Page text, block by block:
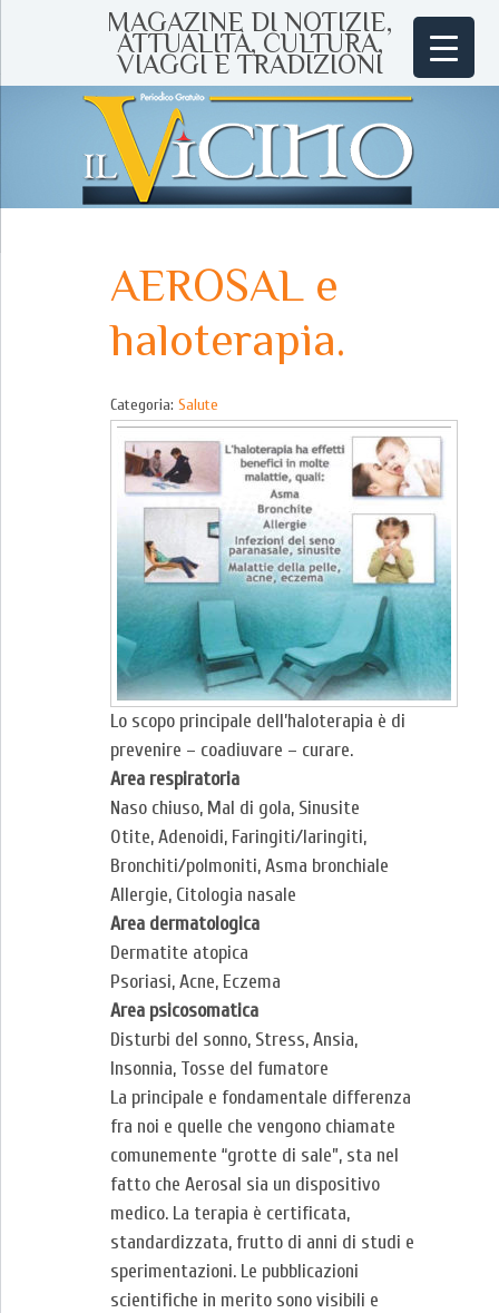
MAGAZINE DI NOTIZIE,
ATTUALITÀ, CULTURA,
VIAGGI E TRADIZIONI
AEROSAL e
haloterapia.
Categoria: Salute
Lo scopo principale dell’haloterapia è di
prevenire – coadiuvare – curare.
Area respiratoria
Naso chiuso, Mal di gola, Sinusite
Otite, Adenoidi, Faringiti/laringiti,
Bronchiti/polmoniti, Asma bronchiale
Allergie, Citologia nasale
Area dermatologica
Dermatite atopica
Psoriasi, Acne, Eczema
Area psicosomatica
Disturbi del sonno, Stress, Ansia,
Insonnia, Tosse del fumatore
La principale e fondamentale differenza
fra noi e quelle che vengono chiamate
comunemente “grotte di sale”, sta nel
fatto che Aerosal sia un dispositivo
medico. La terapia è certificata,
standardizzata, frutto di anni di studi e
sperimentazioni. Le pubblicazioni
scientifiche in merito sono visibili e